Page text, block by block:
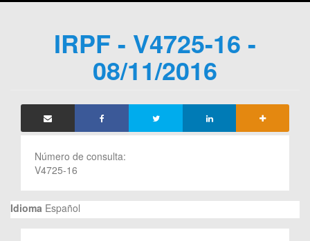
IRPF - V4725-16 -
08/11/2016
Número de consulta:
V4725-16
Idioma Español